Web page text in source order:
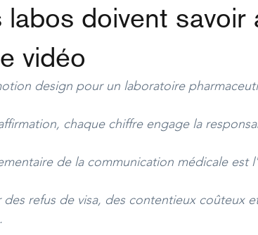
doivent savoir
vidéo
design pour un laboratoire
chaque chiffre engage la
de la communication médicale est
refus de visa, des contentieux coûteux